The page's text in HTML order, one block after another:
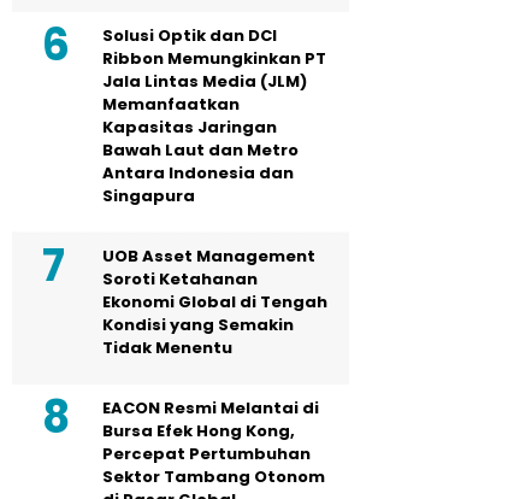
Solusi Optik dan DCI
Ribbon Memungkinkan PT
Jala Lintas Media (JLM)
Memanfaatkan
Kapasitas Jaringan
Bawah Laut dan Metro
Antara Indonesia dan
Singapura
UOB Asset Management
Soroti Ketahanan
Ekonomi Global di Tengah
Kondisi yang Semakin
Tidak Menentu
EACON Resmi Melantai di
Bursa Efek Hong Kong,
Percepat Pertumbuhan
Sektor Tambang Otonom